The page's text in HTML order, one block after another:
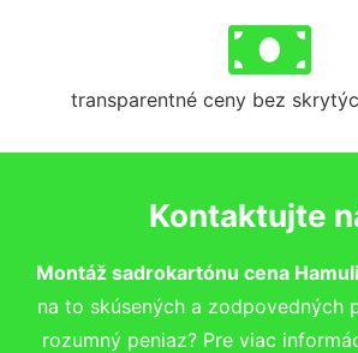
transparentné ceny bez
Kontaktujte
Montáž sadrokartónu cena
na to skúsených a zodpovedných
rozumný peniaz? Pre viac